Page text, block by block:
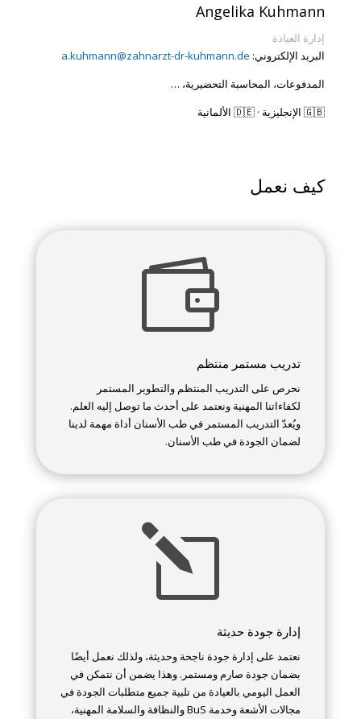
Angelika Kuhmann
إدارة العيادة
البريد الإلكتروني: a.kuhmann@zahnarzt-dr-kuhmann.de
المدفوعات، المحاسبة التحضيرية، …
🇬🇧 الإنجليزية · 🇩🇪 الألمانية
كيف نعمل

تدريب مستمر منتظم
نحرص على التدريب المنتظم والتطوير المستمر
لكفاءاتنا المهنية ونعتمد على أحدث ما توصل إليه العلم.
ويُعدّ التدريب المستمر في طب الأسنان أداة مهمة لدينا
لضمان الجودة في طب الأسنان.
l
إدارة جودة حديثة
نعتمد على إدارة جودة ناجحة وحديثة، ولذلك نعمل أيضًا
بضمان جودة صارم ومستمر. وهذا يضمن أن نتمكن في
العمل اليومي بالعيادة من تلبية جميع متطلبات الجودة في
مجالات الأشعة وخدمة BuS والنظافة والسلامة المهنية،